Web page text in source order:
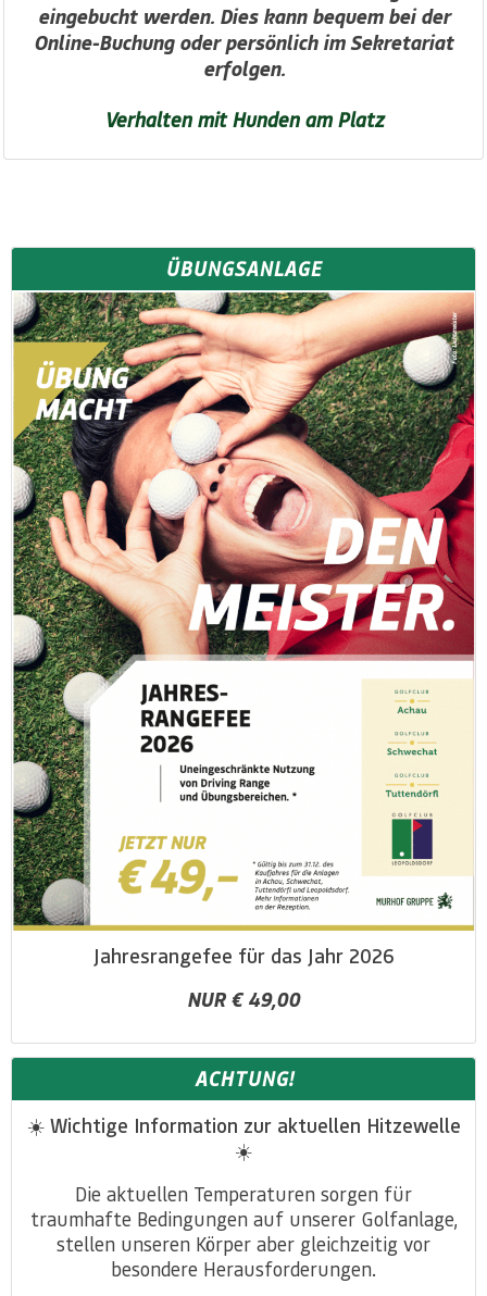
eingebucht werden. Dies kann bequem bei der
Online-Buchung oder persönlich im Sekretariat
erfolgen.
Verhalten mit Hunden am Platz
ÜBUNGSANLAGE
Jahresrangefee für das Jahr 2026
NUR € 49,00
ACHTUNG!
☀️ Wichtige Information zur aktuellen Hitzewelle
☀️
Die aktuellen Temperaturen sorgen für
traumhafte Bedingungen auf unserer Golfanlage,
stellen unseren Körper aber gleichzeitig vor
besondere Herausforderungen.